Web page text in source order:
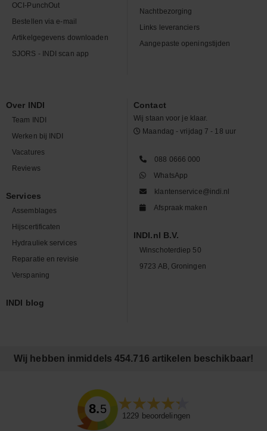
OCI-PunchOut
Bestellen via e-mail
Artikelgegevens downloaden
SJORS - INDI scan app
Nachtbezorging
Links leveranciers
Aangepaste openingstijden
Over INDI
Team INDI
Werken bij INDI
Vacatures
Reviews
Services
Assemblages
Hijscertificaten
Hydrauliek services
Reparatie en revisie
Verspaning
INDI blog
Contact
Wij staan voor je klaar.
Maandag - vrijdag 7 - 18 uur
088 0666 000
WhatsApp
klantenservice@indi.nl
Afspraak maken
INDI.nl B.V.
Winschoterdiep 50
9723 AB, Groningen
Wij hebben inmiddels 454.716 artikelen beschikbaar!
8.5
1229 beoordelingen